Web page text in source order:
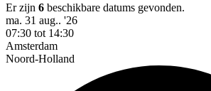
Er zijn 6 beschikbare datums gevonden.
ma. 31 aug.. '26
07:30 tot 14:30
Amsterdam
Noord-Holland